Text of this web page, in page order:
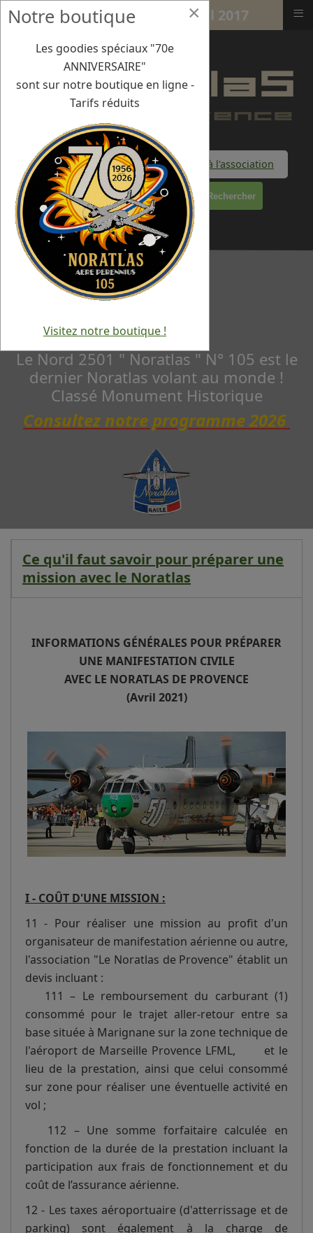
Faire un don à l'association
Rechercher
Le Nord 2501 " Noratlas " N° 105 est le
dernier Noratlas volant au monde !
Classé Monument Historique
Consultez notre programme 2026
Ce qu'il faut savoir pour préparer une
mission avec le Noratlas
INFORMATIONS GÉNÉRALES POUR PRÉPARER
UNE MANIFESTATION CIVILE
AVEC LE NORATLAS DE PROVENCE
(Avril 2021)
I - COÛT D'UNE MISSION :
11 - Pour réaliser une mission au profit d'un
organisateur de manifestation aérienne ou autre,
l'association "Le Noratlas de Provence" établit un
devis incluant :
111 – Le remboursement du carburant (1)
consommé pour le trajet aller-retour entre sa
base située à Marignane sur la zone technique de
l'aéroport de Marseille Provence LFML, et le
lieu de la prestation, ainsi que celui consommé
sur zone pour réaliser une éventuelle activité en
vol ;
112 – Une somme forfaitaire calculée en
fonction de la durée de la prestation incluant la
participation aux frais de fonctionnement et du
coût de l’assurance aérienne.
12 - Les taxes aéroportuaire (d'atterrissage et de
parking) sont également à la charge de
×
Notre boutique
Les goodies spéciaux "70e
ANNIVERSAIRE"
sont sur notre boutique en ligne -
Tarifs réduits
Visitez notre boutique !
AIX les MILLES samedi 8 avril 2017 ≡